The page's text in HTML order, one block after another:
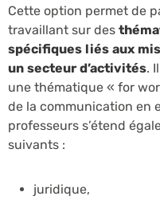
Cette option permet de
travaillant sur des
spécifiques liés aux
un secteur d’activités.
une thématique « for
de la communication en
professeurs s’étend
suivants :
juridique,